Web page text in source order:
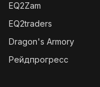
EQ2Zam
EQ2traders
Dragon's Armory
Рейдпрогресс